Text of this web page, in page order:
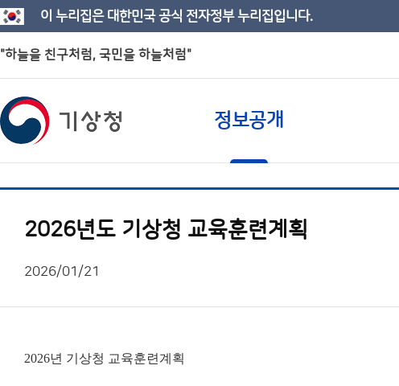
이 누리집은 대한민국 공식 전자정부 누리집입니다.
"하늘을 친구처럼, 국민을 하늘처럼"
정보공개
2026년도 기상청 교육훈련계획
2026/01/21
2026년 기상청 교육훈련계획